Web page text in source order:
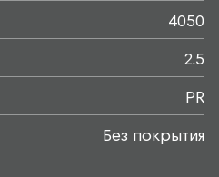
4050
2.5
PR
Без покрытия